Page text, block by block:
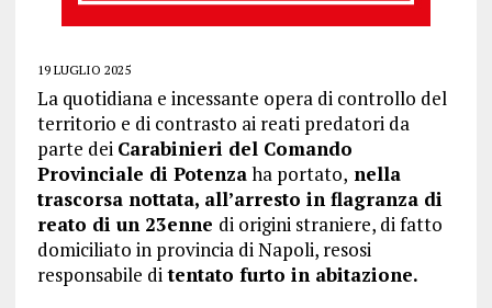
19 LUGLIO 2025
La quotidiana e incessante opera di controllo del
territorio e di contrasto ai reati predatori da
parte dei Carabinieri del Comando
Provinciale di Potenzaha portato, nella
trascorsa nottata, all’arresto in flagranza di
reato di un 23enne di origini straniere, di fatto
domiciliato in provincia di Napoli, resosi
responsabile ditentato furto in abitazione.